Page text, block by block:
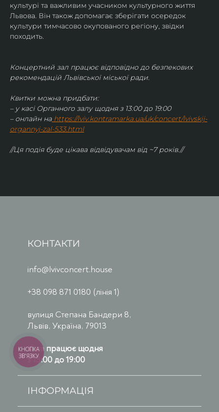
культурі та важливим учасником культурного життя
Львова. Він також допомагає зберігати осередок
культури тимчасово окупованого регіону, звідки
походить.
Концертний зал працює відповідно до безпекових
рекомендацій Львівської міської ради.
Квитки можна придбати:
– у касі Органного залу щодня з 13:00 до 19:00
– онлайн на https://lviv.kontramarka.ua/uk/concert/lvivskij-
organnyj-zal-533.html
//Ця подія буде цікава відвідувачам від ~7 років.//
КОНТАКТИ
info@lvivconcert.house
+38 098 871 0180 (лінія 1)
вулиця Степана Бандери 8,
Львів, Україна, 79013
Каса працює щодня
з 13:00 до 19:00
ІНФОРМАЦІЯ
КНОПКА
ЗВ'ЯЗКУ